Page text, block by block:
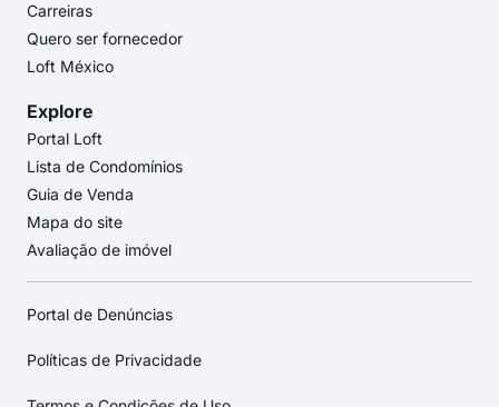
Carreiras
Quero ser fornecedor
Loft México
Explore
Portal Loft
Lista de Condomínios
Guia de Venda
Mapa do site
Avaliação de imóvel
Portal de Denúncias
Políticas de Privacidade